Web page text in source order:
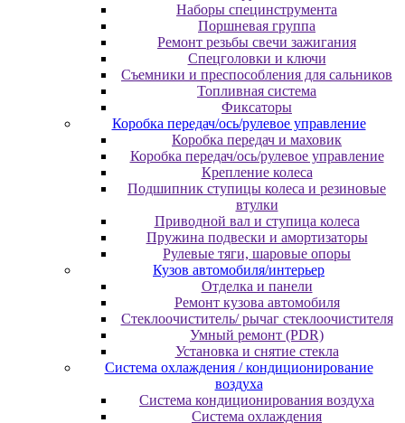
Наборы специнструмента
Поршневая группа
Ремонт резьбы свечи зажигания
Спецголовки и ключи
Съемники и преспособления для сальников
Топливная система
Фиксаторы
Коробка передач/ось/рулевое управление
Коробка передач и маховик
Коробка передач/ось/рулевое управление
Крепление колеса
Подшипник ступицы колеса и резиновые
втулки
Приводной вал и ступица колеса
Пружина подвески и амортизаторы
Рулевые тяги, шаровые опоры
Кузов автомобиля/интерьер
Отделка и панели
Ремонт кузова автомобиля
Стеклоочиститель/ рычаг стеклоочистителя
Умный ремонт (PDR)
Установка и снятие стекла
Система охлаждения / кондиционирование
воздуха
Система кондиционирования воздуха
Система охлаждения